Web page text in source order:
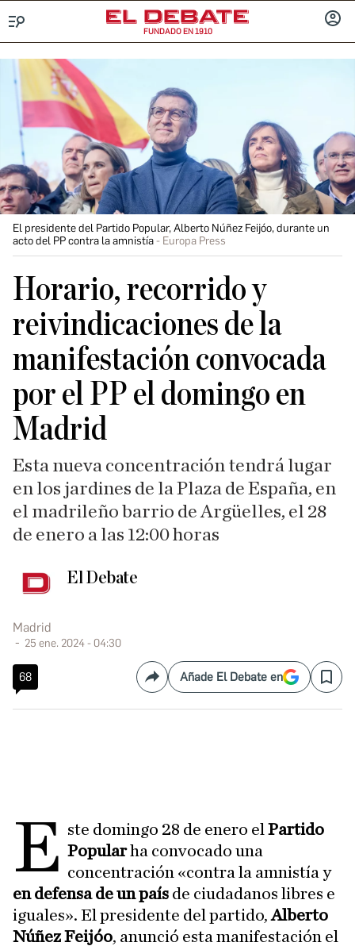
FUNDADO EN 1910
El presidente del Partido Popular, Alberto Núñez Feijóo, durante un
acto del PP contra la amnistía
Europa Press
Horario, recorrido y
reivindicaciones de la
manifestación convocada
por el PP el domingo en
Madrid
Esta nueva concentración tendrá lugar
en los jardines de la Plaza de España, en
el madrileño barrio de Argüelles, el 28
de enero a las 12:00 horas
El Debate
Madrid
25 ene. 2024 - 04:30
68 CompartirAñade El Debate en Save
E ste domingo 28 de enero el Partido
Popularha convocado una
concentración «contra la amnistía y
en defensa de un país de ciudadanos libres e
iguales». El presidente del partido,Alberto
Núñez Feijóo, anunció esta manifestación el